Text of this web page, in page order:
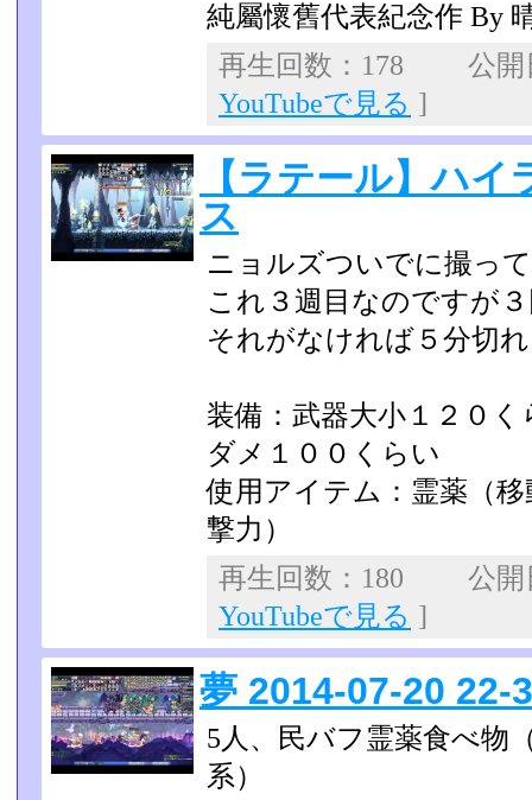
純屬懷舊代表紀念作 By
再生回数：178 公
YouTubeで見る ]
【ラテール】ハ
ス
ニョルズついでに撮っ
これ３週目なのですが
それがなければ５分切
装備：武器大小１２０
ダメ１００くらい
使用アイテム：霊薬（
撃力）
再生回数：180 公
YouTubeで見る ]
夢 2014-07-20 22-
5人、民バフ霊薬食べ物
系）